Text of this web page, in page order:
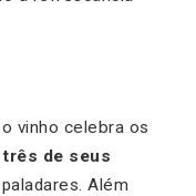
vinho celebra os
três de seus
Além